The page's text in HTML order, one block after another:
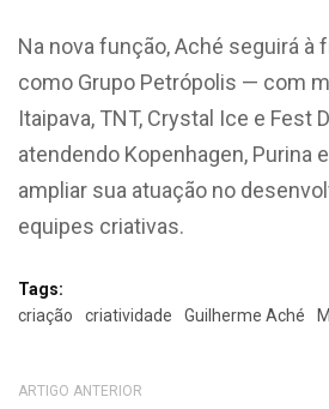
Na nova função, Aché seguirá à
como Grupo Petrópolis — com
Itaipava, TNT, Crystal Ice e Fest
atendendo Kopenhagen, Purina
ampliar sua atuação no
equipes criativas.
Tags:
criação
criatividade Guilherme Aché
ARTIGO ANTERIOR